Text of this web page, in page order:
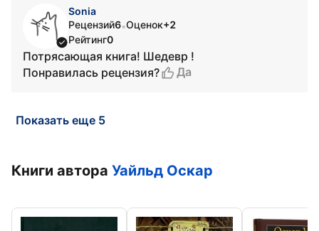
Sonia
Рецензий6•Оценок+2
Рейтинг0
Потрясающая книга! Шедевр !
Понравилась рецензия?
Да
Показать еще 5
Книги автора Уайльд Оскар